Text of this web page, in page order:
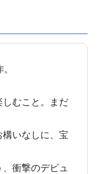
むこと。まだ
いなしに、宝
衝撃のデビュ